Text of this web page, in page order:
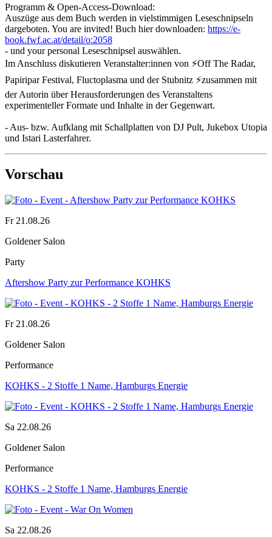
Programm & Open-Access-Download:
Auszüge aus dem Buch werden in vielstimmigen Leseschnipseln
dargeboten. You are invited! Buch hier downloaden: https://e-
book.fwf.ac.at/detail/o:2058
- und your personal Leseschnipsel auswählen.
Im Anschluss diskutieren Veranstalter:innen von ⚡️Off The Radar,
Papiripar Festival, Fluctoplasma und der Stubnitz ⚡️zusammen mit
der Autorin über Herausforderungen des Veranstaltens
experimenteller Formate und Inhalte in der Gegenwart.
- Aus- bzw. Aufklang mit Schallplatten von DJ Pult, Jukebox Utopia
und Istari Lasterfahrer.
Vorschau
Fr 21.08.26
Goldener Salon
Party
Aftershow Party zur Performance KOHKS
Fr 21.08.26
Goldener Salon
Performance
KOHKS - 2 Stoffe 1 Name, Hamburgs Energie
Sa 22.08.26
Goldener Salon
Performance
KOHKS - 2 Stoffe 1 Name, Hamburgs Energie
Sa 22.08.26